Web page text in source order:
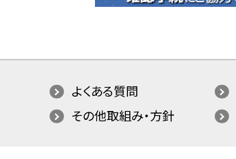
よくある質問
その他取組み・方針